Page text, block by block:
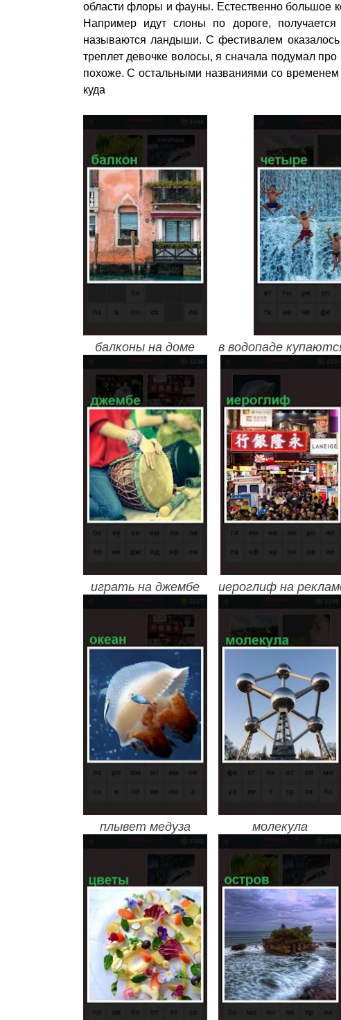
области флоры и фауны. Естественно большое
Например идут слоны по дороге,
называются ландыши. С фестивалем оказалось
треплет девочке волосы, я сначала подумал
похоже. С остальными названиями со временем
куда
балконы на доме в водопаде
играть на джембе иероглиф на
плывет медуза молекула